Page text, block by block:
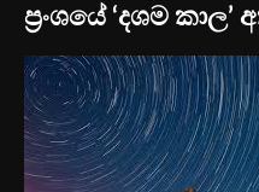
ප්‍රංශයේ ‘දශම කාල’